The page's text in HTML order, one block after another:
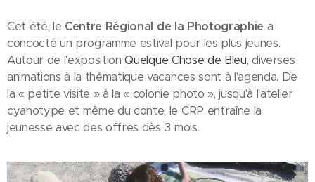
Cet été, le Centre Régional de la Photographie a
concocté un programme estival pour les plus jeunes.
Autour de l'expositionQuelque Chose de Bleu, diverses
animations à la thématique vacances sont à l'agenda. De
la « petite visite » à la « colonie photo », jusqu'à l'atelier
cyanotype et même du conte, le CRP entraîne la
jeunesse avec des offres dès 3 mois.